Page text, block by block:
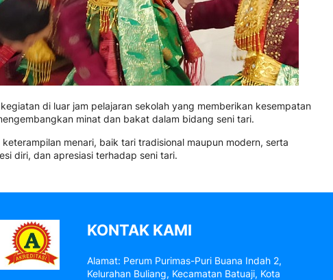
di luar jam pelajaran sekolah yang memberikan kesempatan
minat dan bakat dalam bidang seni tari.
menari, baik tari tradisional maupun modern, serta
diri, dan apresiasi terhadap seni tari.
KONTAK KAMI
Alamat: Perum Purimas-Puri Buana Indah 2,
Kelurahan Buliang, Kecamatan Batuaji, Kota